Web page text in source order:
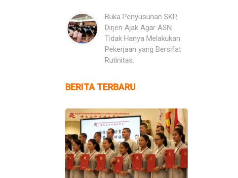
Buka Penyusunan SKP,
Dirjen Ajak Agar ASN
Tidak Hanya Melakukan
Pekerjaan yang Bersifat
Rutinitas.
BERITA TERBARU